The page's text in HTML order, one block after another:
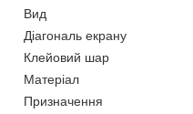
Вид
Діагональ екрану
Клейовий шар
Матеріал
Призначення